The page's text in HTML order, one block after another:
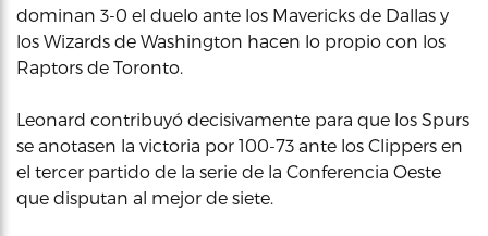
dominan 3-0 el duelo ante los Mavericks de Dallas y
los Wizards de Washington hacen lo propio con los
Raptors de Toronto.
Leonard contribuyó decisivamente para que los Spurs
se anotasen la victoria por 100-73 ante los Clippers en
el tercer partido de la serie de la Conferencia Oeste
que disputan al mejor de siete.